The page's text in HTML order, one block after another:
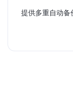
提供多重自动备